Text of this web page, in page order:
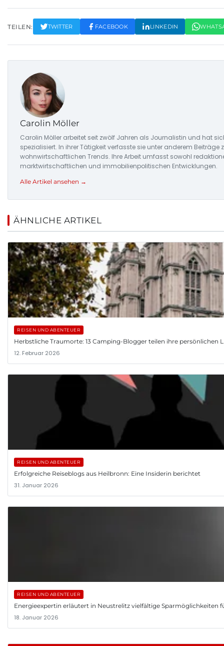
TEILEN: TWITTER FACEBOOK LINKEDIN
Carolin Möller
Carolin Möller arbeitet seit zwölf Jahren als Journalistin und hat
spezialisiert. In ihrer Tätigkeit verfasste sie unter anderem
wohnwirtschaftlichen Trends. Ihre Arbeit umfasst sowohl
marktwirtschaftlichen und immobilienpolitischen Entwicklungen.
Alle Artikel ansehen →
ÄHNLICHE ARTIKEL
REISEN UND ABENTEUER
Herbstliche Traumorte: 13 Camping-Blogger teilen ihre persönlichen
12. Februar 2026
REISEN UND ABENTEUER
Erfolgreiche Reiseblogs aus Heilbronn: Eine Insiderin berichtet
31. Januar 2026
REISEN UND ABENTEUER
Energieexpertin erläutert in Neustrelitz vielfältige Sparmöglichkeiten
18. Januar 2026